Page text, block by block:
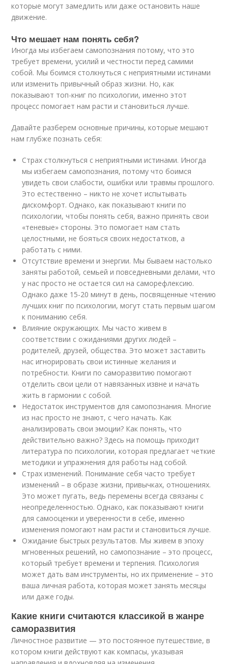
которые могут замедлить или даже остановить наше
движение.
Что мешает нам понять себя?
Иногда мы избегаем самопознания потому, что это
требует времени, усилий и честности перед самими
собой. Мы боимся столкнуться с неприятными истинами
или изменить привычный образ жизни. Но, как
показывают топ-книг по психологии, именно этот
процесс помогает нам расти и становиться лучше.
Давайте разберем основные причины, которые мешают
нам глубже познать себя:
Страх столкнуться с неприятными истинами. Иногда
мы избегаем самопознания, потому что боимся
увидеть свои слабости, ошибки или травмы прошлого.
Это естественно – никто не хочет испытывать
дискомфорт. Однако, как показывают книги по
психологии, чтобы понять себя, важно принять свои
«теневые» стороны. Это помогает нам стать
целостными, не бояться своих недостатков, а
работать с ними.
Отсутствие времени и энергии. Мы бываем настолько
заняты работой, семьей и повседневными делами, что
у нас просто не остается сил на саморефлексию.
Однако даже 15-20 минут в день, посвященные чтению
лучших книг по психологии, могут стать первым шагом
к пониманию себя.
Влияние окружающих. Мы часто живем в
соответствии с ожиданиями других людей –
родителей, друзей, общества. Это может заставить
нас игнорировать свои истинные желания и
потребности. Книги по саморазвитию помогают
отделить свои цели от навязанных извне и начать
жить в гармонии с собой.
Недостаток инструментов для самопознания. Многие
из нас просто не знают, с чего начать. Как
анализировать свои эмоции? Как понять, что
действительно важно? Здесь на помощь приходит
литература по психологии, которая предлагает четкие
методики и упражнения для работы над собой.
Страх изменений. Понимание себя часто требует
изменений – в образе жизни, привычках, отношениях.
Это может пугать, ведь перемены всегда связаны с
неопределенностью. Однако, как показывают книги
для самооценки и уверенности в себе, именно
изменения помогают нам расти и становиться лучше.
Ожидание быстрых результатов. Мы живем в эпоху
мгновенных решений, но самопознание – это процесс,
который требует времени и терпения. Психология
может дать вам инструменты, но их применение – это
ваша личная работа, которая может занять месяцы
или даже годы.
Какие книги считаются классикой в жанре
саморазвития
Личностное развитие — это постоянное путешествие, в
котором книги действуют как компасы, указывая